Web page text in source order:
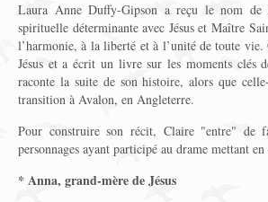
Laura Anne Duffy-Gipson a reçu le nom de
spirituelle déterminante avec Jésus et Maître
l’harmonie, à la liberté et à l’unité de toute
Jésus et a écrit un livre sur les moments clés
raconte la suite de son histoire, alors que
transition à Avalon, en Angleterre.
Pour construire son récit, Claire "entre" de
personnages ayant participé au drame mettant
* Anna, grand-mère de Jésus